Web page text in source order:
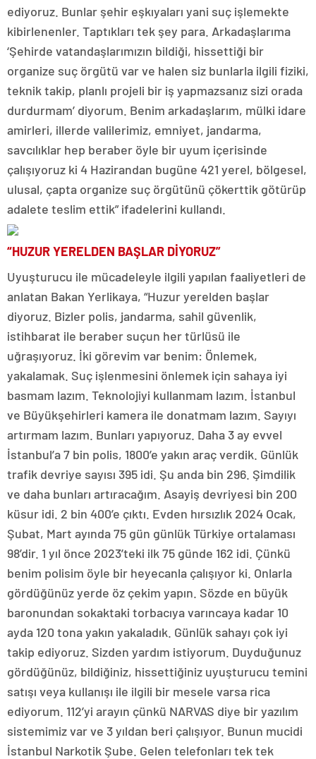
ediyoruz. Bunlar şehir eşkıyaları yani suç işlemekte
kibirlenenler. Taptıkları tek şey para. Arkadaşlarıma
‘Şehirde vatandaşlarımızın bildiği, hissettiği bir
organize suç örgütü var ve halen siz bunlarla ilgili fiziki,
teknik takip, planlı projeli bir iş yapmazsanız sizi orada
durdurmam’ diyorum. Benim arkadaşlarım, mülki idare
amirleri, illerde valilerimiz, emniyet, jandarma,
savcılıklar hep beraber öyle bir uyum içerisinde
çalışıyoruz ki 4 Hazirandan bugüne 421 yerel, bölgesel,
ulusal, çapta organize suç örgütünü çökerttik götürüp
adalete teslim ettik” ifadelerini kullandı.
“HUZUR YERELDEN BAŞLAR DİYORUZ”
Uyuşturucu ile mücadeleyle ilgili yapılan faaliyetleri de
anlatan Bakan Yerlikaya, “Huzur yerelden başlar
diyoruz. Bizler polis, jandarma, sahil güvenlik,
istihbarat ile beraber suçun her türlüsü ile
uğraşıyoruz. İki görevim var benim: Önlemek,
yakalamak. Suç işlenmesini önlemek için sahaya iyi
basmam lazım. Teknolojiyi kullanmam lazım. İstanbul
ve Büyükşehirleri kamera ile donatmam lazım. Sayıyı
artırmam lazım. Bunları yapıyoruz. Daha 3 ay evvel
İstanbul’a 7 bin polis, 1800’e yakın araç verdik. Günlük
trafik devriye sayısı 395 idi. Şu anda bin 296. Şimdilik
ve daha bunları artıracağım. Asayiş devriyesi bin 200
küsur idi. 2 bin 400’e çıktı. Evden hırsızlık 2024 Ocak,
Şubat, Mart ayında 75 gün günlük Türkiye ortalaması
98’dir. 1 yıl önce 2023’teki ilk 75 günde 162 idi. Çünkü
benim polisim öyle bir heyecanla çalışıyor ki. Onlarla
gördüğünüz yerde öz çekim yapın. Sözde en büyük
baronundan sokaktaki torbacıya varıncaya kadar 10
ayda 120 tona yakın yakaladık. Günlük sahayı çok iyi
takip ediyoruz. Sizden yardım istiyorum. Duyduğunuz
gördüğünüz, bildiğiniz, hissettiğiniz uyuşturucu temini
satışı veya kullanışı ile ilgili bir mesele varsa rica
ediyorum. 112’yi arayın çünkü NARVAS diye bir yazılım
sistemimiz var ve 3 yıldan beri çalışıyor. Bunun mucidi
İstanbul Narkotik Şube. Gelen telefonları tek tek